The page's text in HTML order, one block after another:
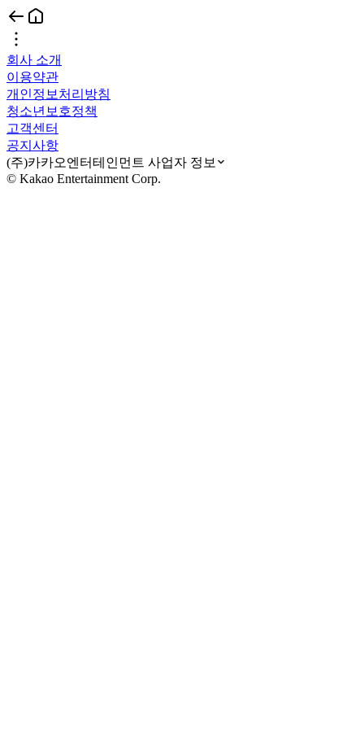
회사 소개
이용약관
개인정보처리방침
청소년보호정책
고객센터
공지사항
(주)카카오엔터테인먼트 사업자 정보
© Kakao Entertainment Corp.